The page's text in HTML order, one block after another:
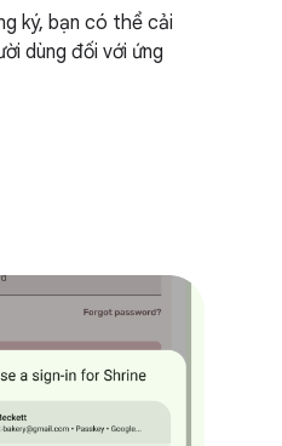
ký, bạn có thể cải
dùng đối với ứng